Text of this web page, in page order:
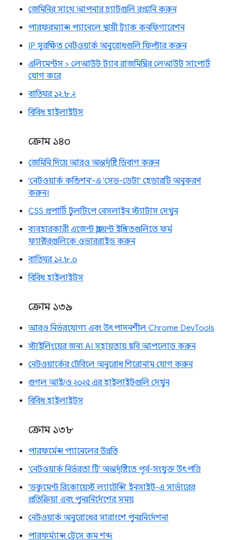
জেমিনির সাথে আপনার চ্যাটগুলি রপ্তানি করুন
পারফরম্যান্স প্যানেলে স্থায়ী ট্র্যাক কনফিগারেশন
IP সুরক্ষিত নেটওয়ার্ক অনুরোধগুলি ফিল্টার করুন
এলিমেন্টস > লেআউট ট্যাব রাজমিস্ত্রির লেআউট সাপোর্ট
যোগ করে
বাতিঘর ১২.৮.২
বিবিধ হাইলাইটস
ক্রোম ১৪০
জেমিনি দিয়ে আরও অন্তর্দৃষ্টি ডিবাগ করুন
'নেটওয়ার্ক কন্ডিশন'-এ 'সেভ-ডেটা' হেডারটি অনুকরণ
করুন।
CSS প্রপার্টি টুলটিপে বেসলাইন স্ট্যাটাস দেখুন
ব্যবহারকারী এজেন্ট ক্লায়েন্ট ইঙ্গিতগুলিতে ফর্ম
ফ্যাক্টরগুলিকে ওভাররাইড করুন
বাতিঘর ১২.৮.০
বিবিধ হাইলাইটস
ক্রোম ১৩৯
আরও নির্ভরযোগ্য এবং উৎপাদনশীল Chrome DevTools
স্টাইলিংয়ের জন্য AI সহায়তায় ছবি আপলোড করুন
নেটওয়ার্কের টেবিলে অনুরোধ শিরোনাম যোগ করুন
গুগল আই/ও ২০২৫ এর হাইলাইটগুলি দেখুন
বিবিধ হাইলাইটস
ক্রোম ১৩৮
পারফর্মেন্স প্যানেলের উন্নতি
'নেটওয়ার্ক নির্ভরতা ট্রি' অন্তর্দৃষ্টিতে পূর্ব-সংযুক্ত উৎপত্তি
'ডকুমেন্ট রিকোয়েস্ট ল্যাটেন্সি' ইনসাইট-এ সার্ভারের
প্রতিক্রিয়া এবং পুনঃনির্দেশের সময়
নেটওয়ার্ক অনুরোধের সারাংশে পুনঃনির্দেশনা
পারফর্ম্যান্স ট্রেসে কম শব্দ